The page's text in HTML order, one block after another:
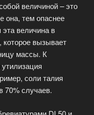
величиной – это
она, тем опаснее
величина в
которое вызывает
массы. К
соли талия
70% случаев.